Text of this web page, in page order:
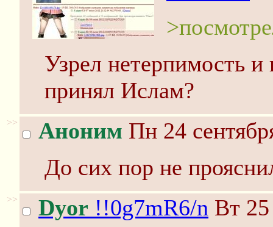
Узрел нетерпимость
принял Ислам?
>> Аноним Пн 24
До сих пор не
>> Dyor !!0g7mR6/n Вт 25